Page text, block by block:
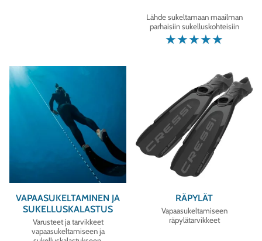
Lähde sukeltamaan maailman
parhaisiin sukelluskohteisiin
☆☆☆☆☆
VAPAASUKELTAMINEN JA
SUKELLUSKALASTUS
Varusteet ja tarvikkeet
vapaasukeltamiseen ja
RÄPYLÄT
Vapaasukeltamiseen
räpylätarvikkeet